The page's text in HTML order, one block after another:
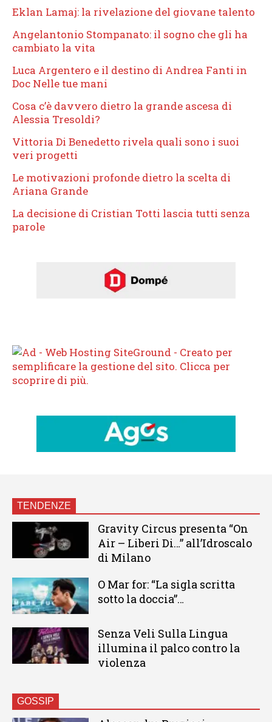
Eklan Lamaj: la rivelazione del giovane talento
Angelantonio Stompanato: il sogno che gli ha
cambiato la vita
Luca Argentero e il destino di Andrea Fanti in
Doc Nelle tue mani
Cosa c’è davvero dietro la grande ascesa di
Alessia Tresoldi?
Vittoria Di Benedetto rivela quali sono i suoi
veri progetti
Le motivazioni profonde dietro la scelta di
Ariana Grande
La decisione di Cristian Totti lascia tutti senza
parole
TENDENZE
Gravity Circus presenta “On
Air – Liberi Di…” all’Idroscalo
di Milano
O Mar for: “La sigla scritta
sotto la doccia”…
Senza Veli Sulla Lingua
illumina il palco contro la
violenza
GOSSIP